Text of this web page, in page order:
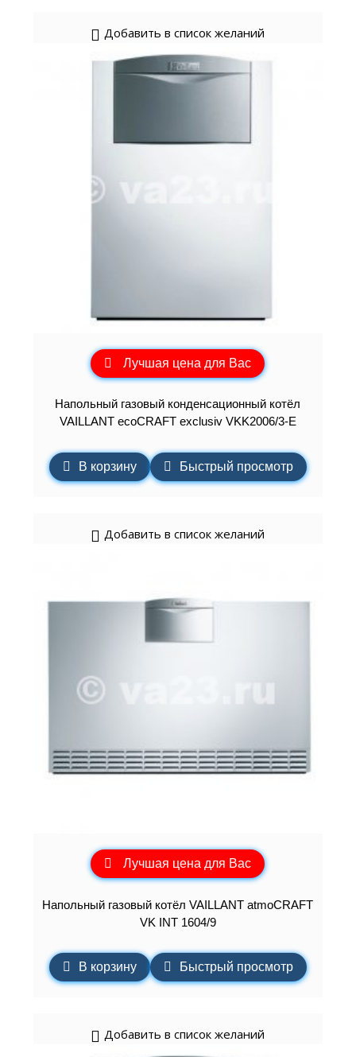
Добавить в список желаний
Лучшая цена для Вас
Напольный газовый конденсационный котёл
VAILLANT ecoCRAFT exclusiv VKK2006/3-E
В корзину Быстрый просмотр
Добавить в список желаний
Лучшая цена для Вас
Напольный газовый котёл VAILLANT atmoCRAFT
VK INT 1604/9
В корзину Быстрый просмотр
Добавить в список желаний